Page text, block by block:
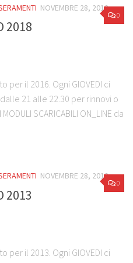
0
NOVEMBRE 28, 2012
2018
per il 2016. Ogni GIOVEDI ci
21 alle 22.30 per rinnovi o
SCARICABILI ON_LINE da
0
NOVEMBRE 28, 2012
2013
per il 2013. Ogni GIOVEDI ci